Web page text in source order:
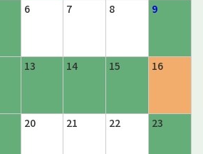
6 7 8 9
13 14 15 16
20 21 22 23